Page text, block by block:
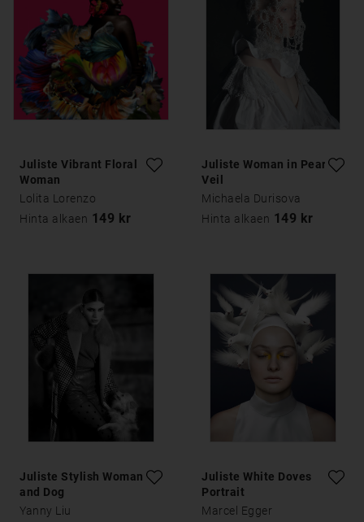
Juliste Vibrant Floral
Woman
Lolita Lorenzo
Hinta alkaen 149 kr
Juliste Woman in Pearl
Veil
Michaela Durisova
Hinta alkaen 149 kr
Juliste Stylish Woman
and Dog
Yanny Liu
Juliste White Doves
Portrait
Marcel Egger